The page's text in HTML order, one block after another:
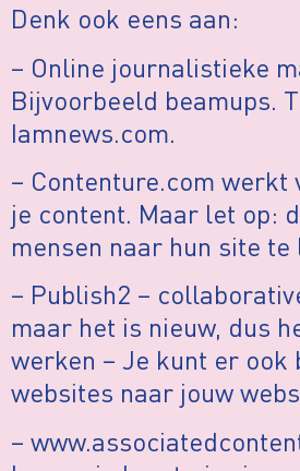
Denk ook eens aan:
– Online journalistieke
Bijvoorbeeld beamups.
Iamnews.com.
– Contenture.com werkt
je content. Maar let op:
mensen naar hun site
– Publish2 –
maar het is nieuw, dus
werken – Je kunt er ook
websites naar jouw
–